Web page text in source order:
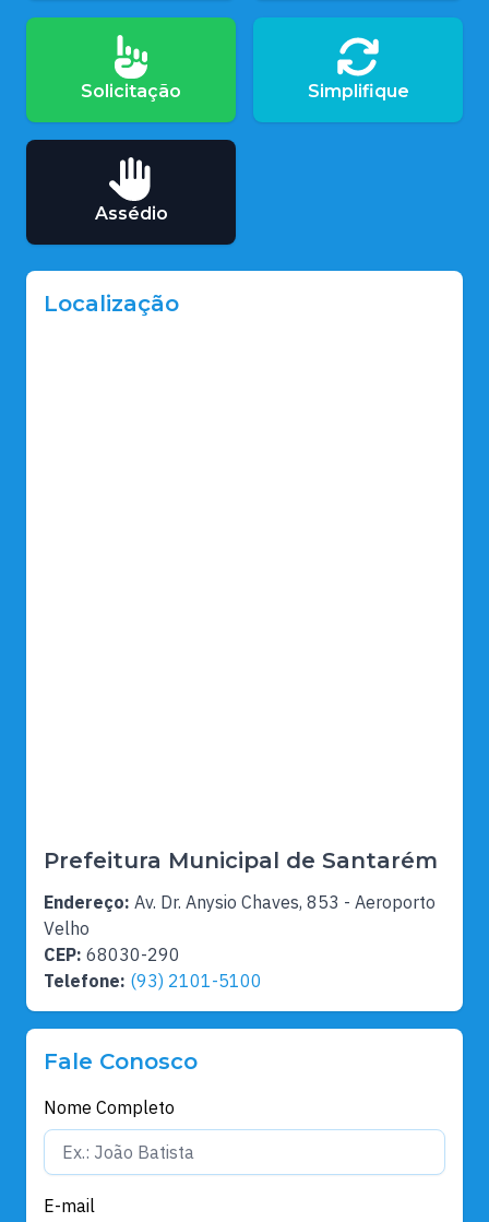
Solicitação Simplifique
Assédio
Localização
Prefeitura Municipal de Santarém
Endereço: Av. Dr. Anysio Chaves, 853 - Aeroporto
Velho
CEP: 68030-290
Telefone: (93) 2101-5100
Fale Conosco
Nome Completo
E-mail